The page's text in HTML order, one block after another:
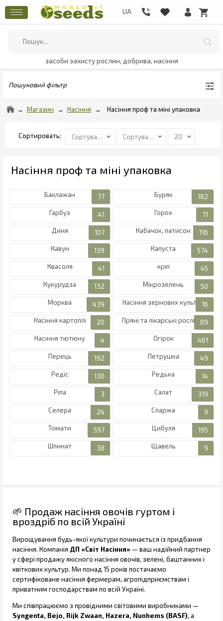
засоби захисту рослин, добрива, насіння
Пошуковий фільтр
Магазин Насіння Насіння проф та міні упаковка
Насіння проф та міні упаковка
Баклажан Буряк
Гарбуз Горох
Диня Кабачок, патисон
Кавун Капуста
Квасоля кріп
Кукурудза Мікрозелень
Морква Насіння зернових культур
Насіння картоплі Пряні та лікарські рослини
Насіння тютюну Огірок
Перець Петрушка
Редіс Редька
Ріпа Салат
Селера Спаржа
Томати Цибуля
Шпинат Щавель
🌱 Продаж насіння овочів гуртом і
вроздріб по всій Україні
Вирощування будь-якої культури починається із придбання
насіння. Компанія ДП «Світ Насіння» — ваш надійний партнер
у сфері продажу якісного насіння овочів, зелені, баштанних і
квіткових культур. Ми понад 15 років постачаємо
сертифіковане насіння фермерам, агропідприємствам і
приватним господарствам по всій Україні.
Ми співпрацюємо з провідними світовими виробниками —
Syngenta, Bejo, Rijk Zwaan, Hazera, Nunhems (BASF), а